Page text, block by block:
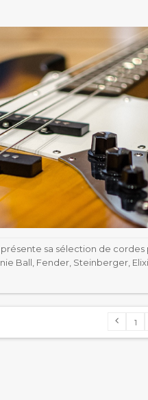
sa sélection de
Ball, Fender, Steinberger,
1